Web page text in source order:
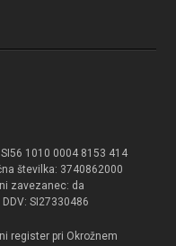
SI56 1010 0004 8153 414
številka: 3740862000
zavezanec: da
DDV: SI27330486
register pri Okrožnem